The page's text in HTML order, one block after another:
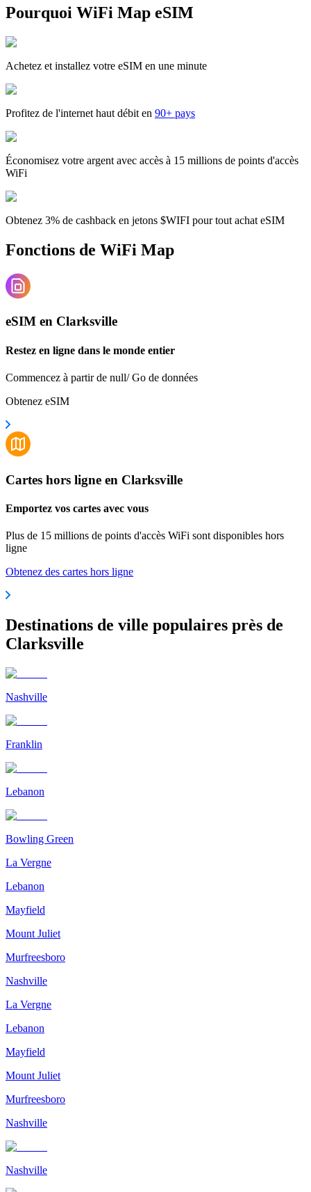
Pourquoi WiFi Map eSIM
Achetez et installez votre eSIM en une minute
Profitez de l'internet haut débit en 90+ pays
Économisez votre argent avec accès à 15 millions de points d'accès
WiFi
Obtenez 3% de cashback en jetons $WIFI pour tout achat eSIM
Fonctions de WiFi Map
eSIM en Clarksville
Restez en ligne dans le monde entier
Commencez à partir de null/ Go de données
Obtenez eSIM
Cartes hors ligne en Clarksville
Emportez vos cartes avec vous
Plus de 15 millions de points d'accès WiFi sont disponibles hors
ligne
Obtenez des cartes hors ligne
Destinations de ville populaires près de
Clarksville
Nashville
Franklin
Lebanon
Bowling Green
La Vergne
Lebanon
Mayfield
Mount Juliet
Murfreesboro
Nashville
La Vergne
Lebanon
Mayfield
Mount Juliet
Murfreesboro
Nashville
Nashville